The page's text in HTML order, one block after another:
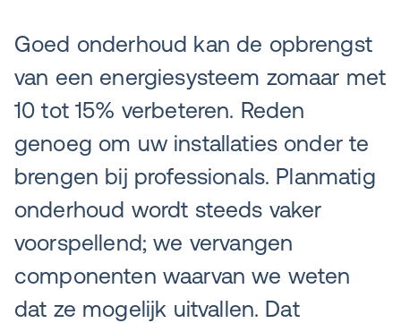
Goed onderhoud kan de opbrengst
van een energiesysteem zomaar met
10 tot 15% verbeteren. Reden
genoeg om uw installaties onder te
brengen bij professionals. Planmatig
onderhoud wordt steeds vaker
voorspellend; we vervangen
componenten waarvan we weten
dat ze mogelijk uitvallen. Dat